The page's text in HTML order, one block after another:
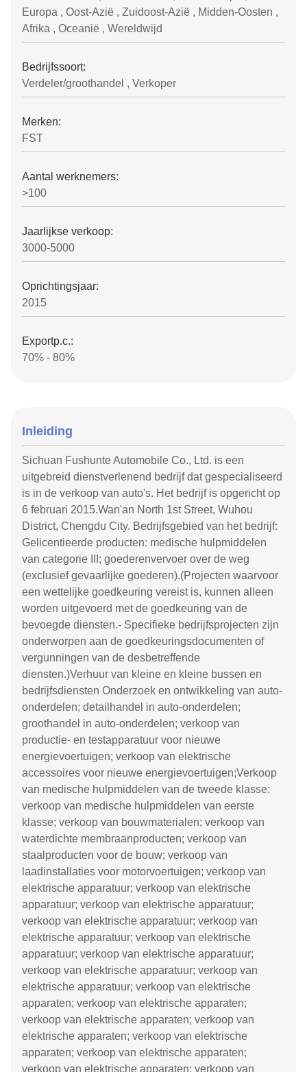
Europa , Oost-Azië , Zuidoost-Azië , Midden-Oosten ,
Afrika , Oceanië , Wereldwijd
Bedrijfssoort:
Verdeler/groothandel , Verkoper
Merken:
FST
Aantal werknemers:
>100
Jaarlijkse verkoop:
3000-5000
Oprichtingsjaar:
2015
Exportp.c.:
70% - 80%
Inleiding
Sichuan Fushunte Automobile Co., Ltd. is een
uitgebreid dienstverlenend bedrijf dat gespecialiseerd
is in de verkoop van auto's. Het bedrijf is opgericht op
6 februari 2015.Wan'an North 1st Street, Wuhou
District, Chengdu City. Bedrijfsgebied van het bedrijf:
Gelicentieerde producten: medische hulpmiddelen
van categorie III; goederenvervoer over de weg
(exclusief gevaarlijke goederen).(Projecten waarvoor
een wettelijke goedkeuring vereist is, kunnen alleen
worden uitgevoerd met de goedkeuring van de
bevoegde diensten.- Specifieke bedrijfsprojecten zijn
onderworpen aan de goedkeuringsdocumenten of
vergunningen van de desbetreffende
diensten.)Verhuur van kleine en kleine bussen en
bedrijfsdiensten Onderzoek en ontwikkeling van auto-
onderdelen; detailhandel in auto-onderdelen;
groothandel in auto-onderdelen; verkoop van
productie- en testapparatuur voor nieuwe
energievoertuigen; verkoop van elektrische
accessoires voor nieuwe energievoertuigen;Verkoop
van medische hulpmiddelen van de tweede klasse:
verkoop van medische hulpmiddelen van eerste
klasse; verkoop van bouwmaterialen; verkoop van
waterdichte membraanproducten; verkoop van
staalproducten voor de bouw; verkoop van
laadinstallaties voor motorvoertuigen; verkoop van
elektrische apparatuur; verkoop van elektrische
apparatuur; verkoop van elektrische apparatuur;
verkoop van elektrische apparatuur; verkoop van
elektrische apparatuur; verkoop van elektrische
apparatuur; verkoop van elektrische apparatuur;
verkoop van elektrische apparatuur; verkoop van
elektrische apparatuur; verkoop van elektrische
apparaten; verkoop van elektrische apparaten;
verkoop van elektrische apparaten; verkoop van
elektrische apparaten; verkoop van elektrische
apparaten; verkoop van elektrische apparaten;
verkoop van elektrische apparaten; verkoop van